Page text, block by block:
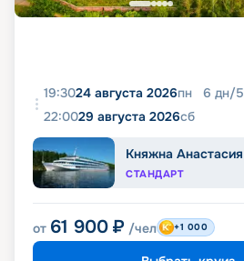
19:3024 августа 2026пн 6 дн/5
22:0029 августа 2026сб
Княжна Анастасия
СТАНДАРТ
от 61 900 ₽ /чел +1 000